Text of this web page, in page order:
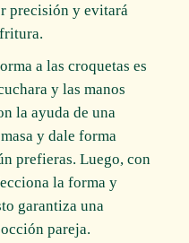
precisión y evitará
a las croquetas es
y las manos
la ayuda de una
y dale forma
prefieras. Luego, con
la forma y
garantiza una
pareja.